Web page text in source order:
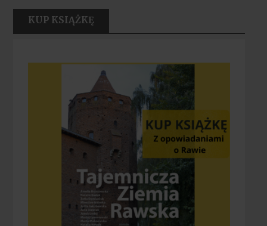
KUP KSIĄŻKĘ